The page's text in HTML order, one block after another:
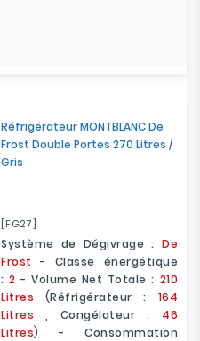
Réfrigérateur MONTBLANC De
Frost Double Portes 270 Litres /
Gris
[FG27]
Système de Dégivrage : De
Frost - Classe énergétique
: 2 - Volume Net Totale : 210
Litres (Réfrigérateur : 164
Litres , Congélateur :
46
Litres) - Consommation